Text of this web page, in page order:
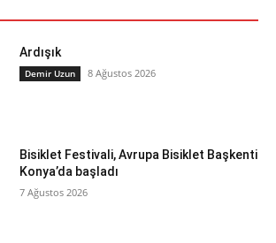
Ardışık
Demir Uzun 8 Ağustos 2026
Bisiklet Festivali, Avrupa Bisiklet Başkenti
Konya’da başladı
7 Ağustos 2026